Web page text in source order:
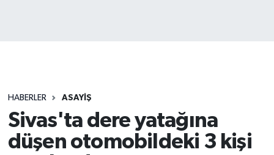
HABERLER ASAYİŞ
Sivas'ta dere yatağına
düşen otomobildeki 3 kişi
GÜNCEL
KÜLTÜR
Son Dakika Haberleri
Haber Arşivi